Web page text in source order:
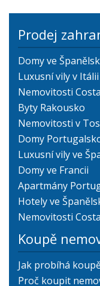
Prodej
Domy ve
Luxusní vily v Itálii
Nemovitosti
Byty Rakousko
Nemovitosti v
Domy
Luxusní vily ve
Domy ve Francii
Apartmány
Hotely ve
Nemovitosti
Koupě
Jak probíhá
Proč koupit